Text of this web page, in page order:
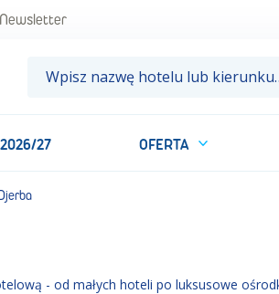
Newsletter
27 OFERTA
- od małych hoteli po luksusowe